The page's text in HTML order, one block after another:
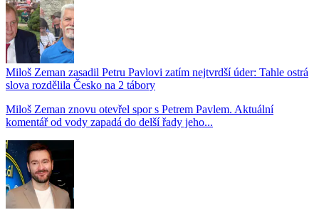
Miloš Zeman zasadil Petru Pavlovi zatím nejtvrdší úder: Tahle ostrá
slova rozdělila Česko na 2 tábory
Miloš Zeman znovu otevřel spor s Petrem Pavlem. Aktuální
komentář od vody zapadá do delší řady jeho...